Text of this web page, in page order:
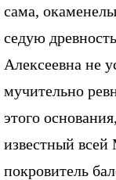
сама,
седую
Алексеевна не
мучительно
этого
известный
покровитель